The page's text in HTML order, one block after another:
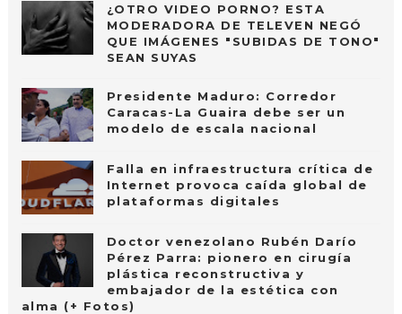
¿OTRO VIDEO PORNO? ESTA
MODERADORA DE TELEVEN NEGÓ
QUE IMÁGENES "SUBIDAS DE TONO"
SEAN SUYAS
Presidente Maduro: Corredor
Caracas-La Guaira debe ser un
modelo de escala nacional
Falla en infraestructura crítica de
Internet provoca caída global de
plataformas digitales
Doctor venezolano Rubén Darío
Pérez Parra: pionero en cirugía
plástica reconstructiva y
embajador de la estética con
alma (+ Fotos)